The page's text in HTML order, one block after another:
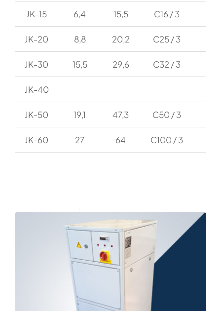
JK-15 6,4 15,5 C16 / 3
JK-20 8,8 20,2 C25 / 3
JK-30 15,5 29,6 C32 / 3
JK-40
JK-50 19,1 47,3 C50 / 3
JK-60 27 64 C100 / 3